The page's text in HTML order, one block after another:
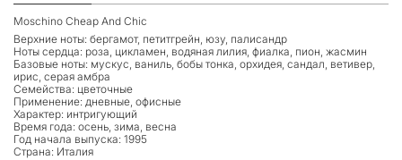
Moschino Cheap And Chic
Верхние ноты: бергамот, петитгрейн, юзу, палисандр
Ноты сердца: роза, цикламен, водяная лилия, фиалка, пион, жасмин
Базовые ноты: мускус, ваниль, бобы тонка, орхидея, сандал, ветивер,
ирис, серая амбра
Семейства: цветочные
Применение: дневные, офисные
Характер: интригующий
Время года: осень, зима, весна
Год начала выпуска: 1995
Страна: Италия